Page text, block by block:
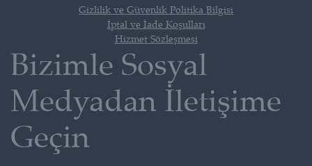
Gizlilik ve Güvenlik Politika Bilgisi
İptal ve İade Koşulları
Hizmet Sözleşmesi
Bizimle Sosyal
Medyadan İletişime
Geçin